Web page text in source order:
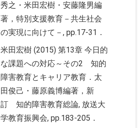
秀之・米田宏樹・安藤隆男編
著，特別支援教育－共生社会
の実現に向けて－, pp.17-31．
米田宏樹 (2015) 第13章 今日的
な課題への対応～その2 知的
障害教育とキャリア教育．太
田俊己・藤原義博編著，新
訂 知的障害教育総論, 放送大
学教育振興会, pp.183-205．